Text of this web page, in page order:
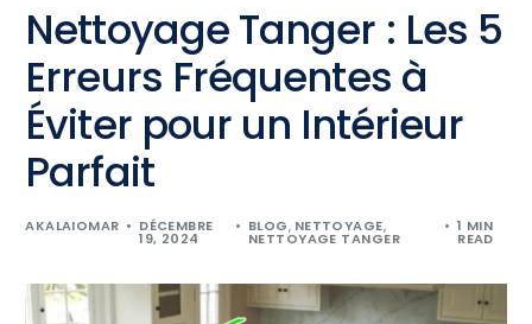
Nettoyage Tanger : Les 5
Erreurs Fréquentes à
Éviter pour un Intérieur
Parfait
AKALAIOMAR DÉCEMBRE
19, 2024
BLOG, NETTOYAGE,
NETTOYAGE TANGER
1 MIN
READ